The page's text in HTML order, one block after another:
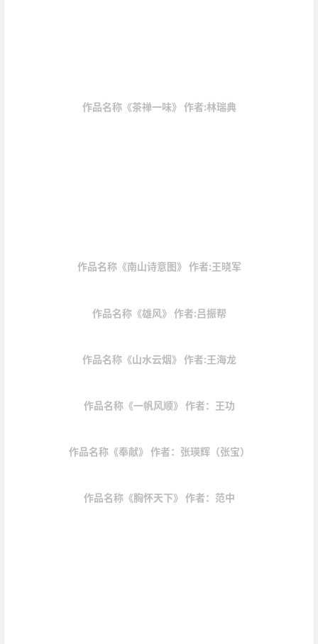
作品名称《茶禅一味》 作者:林瑞典
作品名称《南山诗意图》 作者:王晓军
作品名称《雄风》 作者:吕振帮
作品名称《山水云烟》 作者:王海龙
作品名称《一帆风顺》 作者：王功
作品名称《奉献》 作者： 张瑛辉（张宝）
作品名称《胸怀天下》 作者：范中